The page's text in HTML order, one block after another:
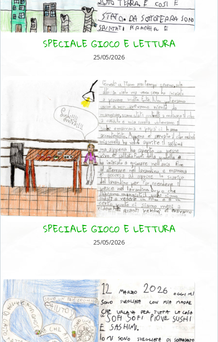
SPECIALE GIOCO E LETTURA
25/05/2026
SPECIALE GIOCO E LETTURA
25/05/2026